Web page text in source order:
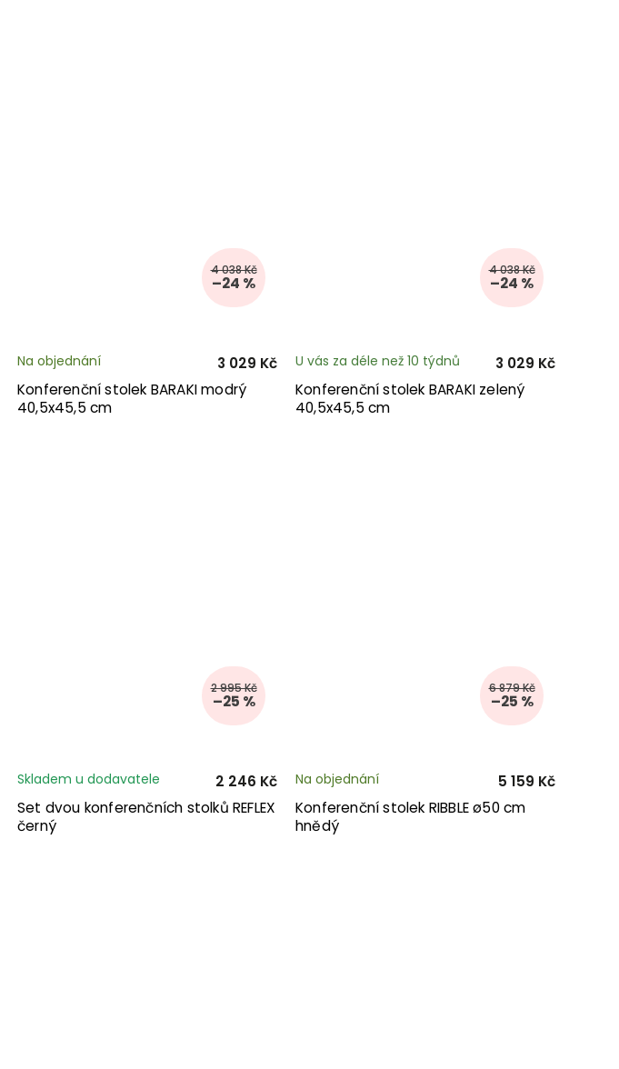
4 038 Kč
–24 %
Konferenční stolek BARAKI modrý
40,5x45,5 cm
Na objednání 3 029 Kč
4 038 Kč
–24 %
Konferenční stolek BARAKI zelený
40,5x45,5 cm
U vás za déle než 10 týdnů 3 029 Kč
2 995 Kč
–25 %
Set dvou konferenčních stolků REFLEX
černý
Skladem u dodavatele 2 246 Kč
6 879 Kč
–25 %
Konferenční stolek RIBBLE ø50 cm
hnědý
Na objednání 5 159 Kč